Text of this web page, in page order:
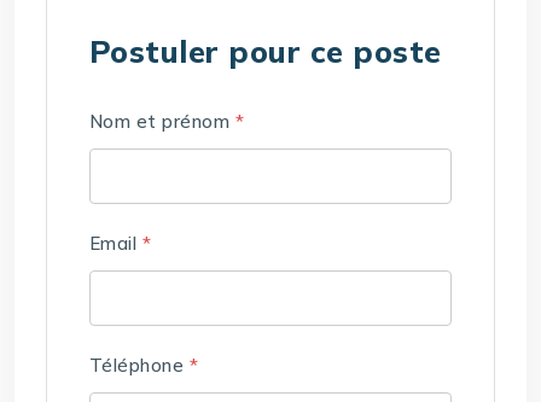
Postuler pour ce poste
Nom et prénom *
Email *
Téléphone *